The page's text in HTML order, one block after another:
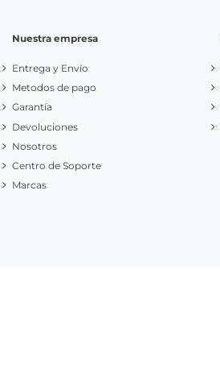
Nuestra empresa
Entrega y Envío
Metodos de pago
Garantía
Devoluciones
Nosotros
Centro de Soporte
Marcas